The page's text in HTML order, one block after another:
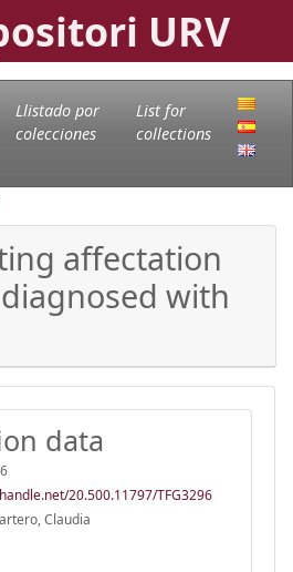
URV
Llistado por
colecciones
List for
collections
affectation
with
data
20.500.11797/TFG3296
Claudia